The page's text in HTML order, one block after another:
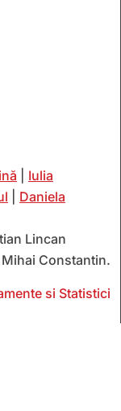
Iulia
Daniela
Lincan
Constantin.